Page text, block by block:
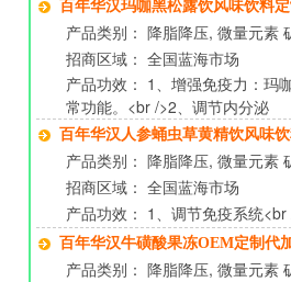
百年华汉玛咖黑松露饮风味饮料
产品类别： 降脂降压, 微量元素
招商区域： 全国蓝海市场
产品功效： 1、增强免疫力：玛
常功能。<br />2、调节内分泌
百年华汉人参蛹虫草黄精饮风味
产品类别： 降脂降压, 微量元素
招商区域： 全国蓝海市场
产品功效： 1、调节免疫系统
百年华汉牛磺酸果冻OEM定制代
产品类别： 降脂降压, 微量元素